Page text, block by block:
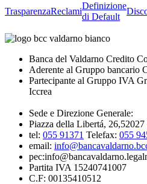
TrasparenzaReclami
Definizione
di Default
Banca del Valdarno Credito
Aderente al Gruppo bancario
Partecipante al Gruppo IVA
Iccrea
Sede e Direzione Generale:
Piazza della Libertá,
tel: 055 91371 Telefax: 055
email:
Partita IVA 15240741007
C.F: 00135410512